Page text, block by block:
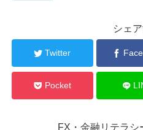
シェ
Twitter
Pocket
FX・金融リテラシ